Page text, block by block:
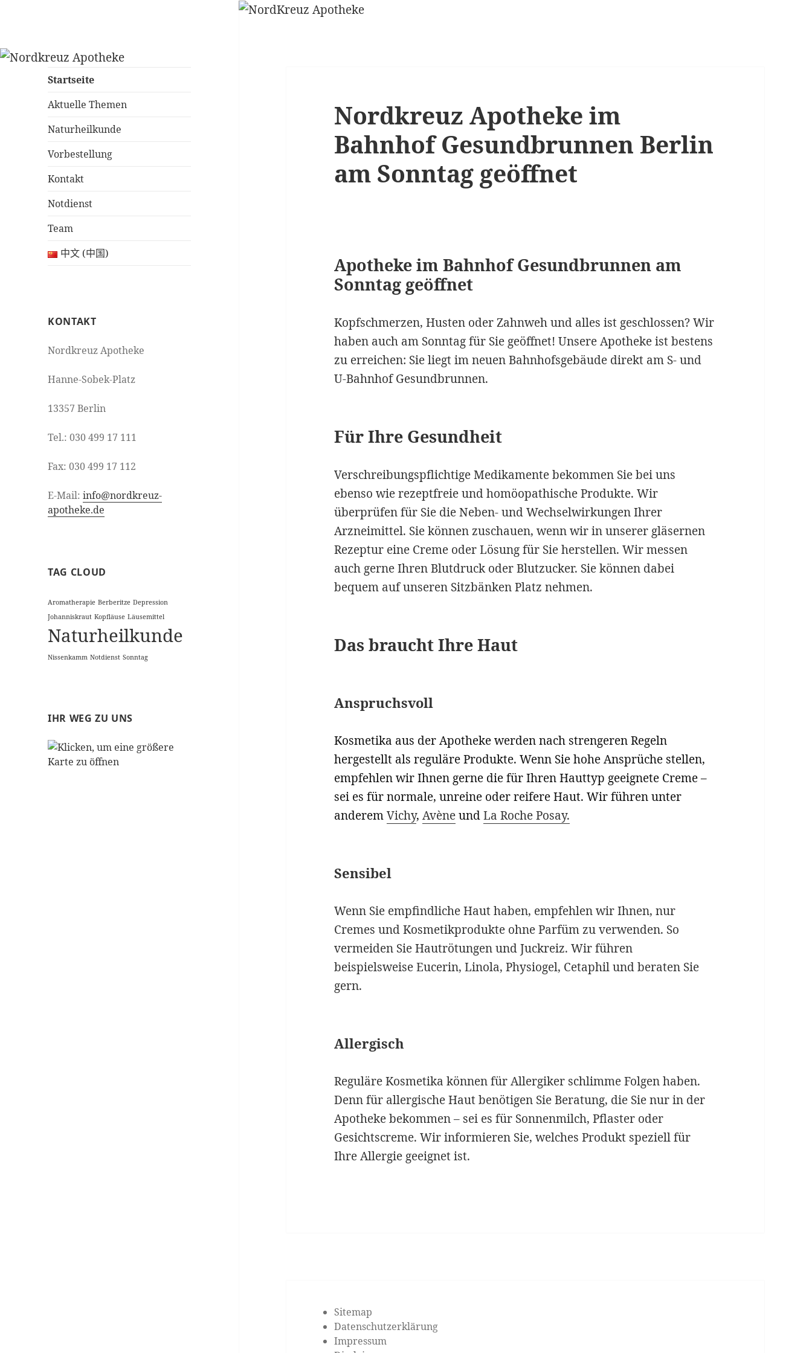
Nordkreuz
Apotheke am
Bahnhof
Gesundbrunnen
Apotheke täglich auch am
Sonntag geöffnet
Startseite
Aktuelle Themen
Naturheilkunde
Vorbestellung
Kontakt
Notdienst
Team
中文 (中国)
KONTAKT
Nordkreuz Apotheke
Hanne-Sobek-Platz
13357 Berlin
Tel.: 030 499 17 111
Fax: 030 499 17 112
E-Mail:info@nordkreuz-
apotheke.de
TAG CLOUD
Aromatherapie Berberitze Depression
Johanniskraut Kopfläuse Läusemittel
Naturheilkunde
Nissenkamm Notdienst Sonntag
IHR WEG ZU UNS
Nordkreuz Apotheke im
Bahnhof Gesundbrunnen Berlin
am Sonntag geöffnet
Apotheke im Bahnhof Gesundbrunnen am
Sonntag geöffnet
Kopfschmerzen, Husten oder Zahnweh und alles ist geschlossen? Wir
haben auch am Sonntag für Sie geöffnet! Unsere Apotheke ist bestens
zu erreichen: Sie liegt im neuen Bahnhofsgebäude direkt am S- und
U-Bahnhof Gesundbrunnen.
Für Ihre Gesundheit
Verschreibungspflichtige Medikamente bekommen Sie bei uns
ebenso wie rezeptfreie und homöopathische Produkte. Wir
überprüfen für Sie die Neben- und Wechselwirkungen Ihrer
Arzneimittel. Sie können zuschauen, wenn wir in unserer gläsernen
Rezeptur eine Creme oder Lösung für Sie herstellen. Wir messen
auch gerne Ihren Blutdruck oder Blutzucker. Sie können dabei
bequem auf unseren Sitzbänken Platz nehmen.
Das braucht Ihre Haut
Anspruchsvoll
Kosmetika aus der Apotheke werden nach strengeren Regeln
hergestellt als reguläre Produkte. Wenn Sie hohe Ansprüche stellen,
empfehlen wir Ihnen gerne die für Ihren Hauttyp geeignete Creme –
sei es für normale, unreine oder reifere Haut. Wir führen unter
anderemVichy,AvèneundLa Roche Posay.
Sensibel
Wenn Sie empfindliche Haut haben, empfehlen wir Ihnen, nur
Cremes und Kosmetikprodukte ohne Parfüm zu verwenden. So
vermeiden Sie Hautrötungen und Juckreiz. Wir führen
beispielsweise Eucerin, Linola, Physiogel, Cetaphil und beraten Sie
gern.
Allergisch
Reguläre Kosmetika können für Allergiker schlimme Folgen haben.
Denn für allergische Haut benötigen Sie Beratung, die Sie nur in der
Apotheke bekommen – sei es für Sonnenmilch, Pflaster oder
Gesichtscreme. Wir informieren Sie, welches Produkt speziell für
Ihre Allergie geeignet ist.
Sitemap
Datenschutzerklärung
Impressum